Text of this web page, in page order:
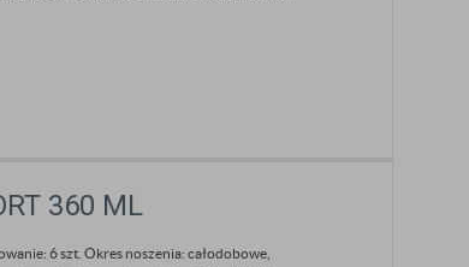
360 ML
6 szt. Okres noszenia: całodobowe,